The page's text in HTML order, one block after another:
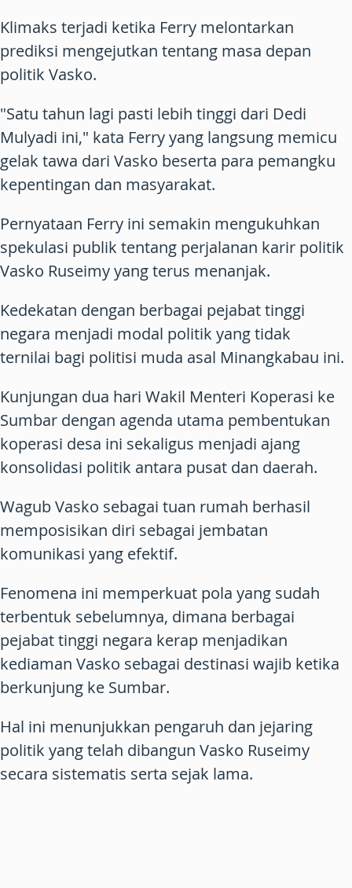
Klimaks terjadi ketika Ferry melontarkan
prediksi mengejutkan tentang masa depan
politik Vasko.
"Satu tahun lagi pasti lebih tinggi dari Dedi
Mulyadi ini," kata Ferry yang langsung memicu
gelak tawa dari Vasko beserta para pemangku
kepentingan dan masyarakat.
Pernyataan Ferry ini semakin mengukuhkan
spekulasi publik tentang perjalanan karir politik
Vasko Ruseimy yang terus menanjak.
Kedekatan dengan berbagai pejabat tinggi
negara menjadi modal politik yang tidak
ternilai bagi politisi muda asal Minangkabau ini.
Kunjungan dua hari Wakil Menteri Koperasi ke
Sumbar dengan agenda utama pembentukan
koperasi desa ini sekaligus menjadi ajang
konsolidasi politik antara pusat dan daerah.
Wagub Vasko sebagai tuan rumah berhasil
memposisikan diri sebagai jembatan
komunikasi yang efektif.
Fenomena ini memperkuat pola yang sudah
terbentuk sebelumnya, dimana berbagai
pejabat tinggi negara kerap menjadikan
kediaman Vasko sebagai destinasi wajib ketika
berkunjung ke Sumbar.
Hal ini menunjukkan pengaruh dan jejaring
politik yang telah dibangun Vasko Ruseimy
secara sistematis serta sejak lama.